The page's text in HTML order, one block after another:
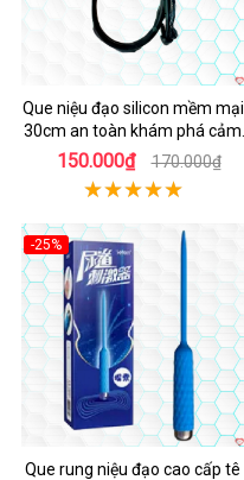
Que niệu đạo silicon mềm mại
30cm an toàn khám phá cảm
giác
150.000₫ 170.000₫
-25%
Hot
Que rung niệu đạo cao cấp tê